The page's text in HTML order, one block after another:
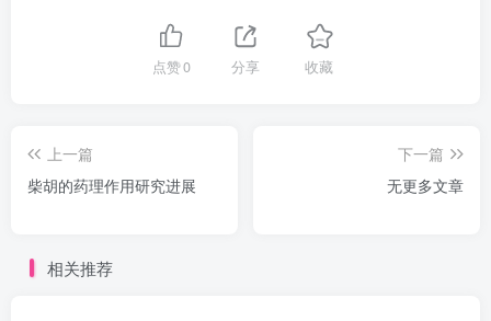
点赞0 分享 收藏
上一篇
柴胡的药理作用研究进展
下一篇
无更多文章
相关推荐